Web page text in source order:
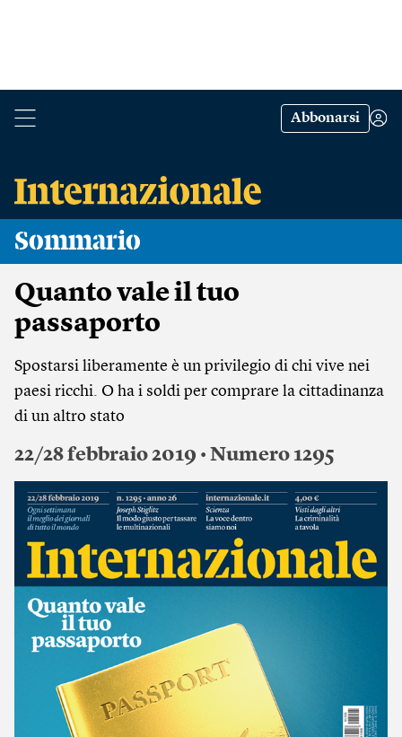
Abbonarsi
Sommario
Quanto vale il tuo
passaporto
Spostarsi liberamente è un privilegio di chi vive nei
paesi ricchi. O ha i soldi per comprare la cittadinanza
di un altro stato
22/28 febbraio 2019 • Numero 1295